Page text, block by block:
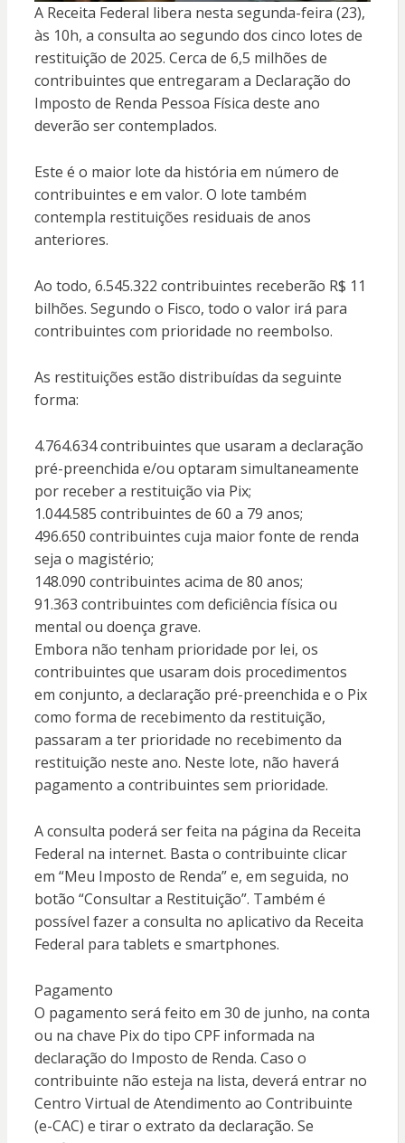
A Receita Federal libera nesta segunda-feira (23),
às 10h, a consulta ao segundo dos cinco lotes de
restituição de 2025. Cerca de 6,5 milhões de
contribuintes que entregaram a Declaração do
Imposto de Renda Pessoa Física deste ano
deverão ser contemplados.
Este é o maior lote da história em número de
contribuintes e em valor. O lote também
contempla restituições residuais de anos
anteriores.
Ao todo, 6.545.322 contribuintes receberão R$ 11
bilhões. Segundo o Fisco, todo o valor irá para
contribuintes com prioridade no reembolso.
As restituições estão distribuídas da seguinte
forma:
4.764.634 contribuintes que usaram a declaração
pré-preenchida e/ou optaram simultaneamente
por receber a restituição via Pix;
1.044.585 contribuintes de 60 a 79 anos;
496.650 contribuintes cuja maior fonte de renda
seja o magistério;
148.090 contribuintes acima de 80 anos;
91.363 contribuintes com deficiência física ou
mental ou doença grave.
Embora não tenham prioridade por lei, os
contribuintes que usaram dois procedimentos
em conjunto, a declaração pré-preenchida e o Pix
como forma de recebimento da restituição,
passaram a ter prioridade no recebimento da
restituição neste ano. Neste lote, não haverá
pagamento a contribuintes sem prioridade.
A consulta poderá ser feita na página da Receita
Federal na internet. Basta o contribuinte clicar
em “Meu Imposto de Renda” e, em seguida, no
botão “Consultar a Restituição”. Também é
possível fazer a consulta no aplicativo da Receita
Federal para tablets e smartphones.
Pagamento
O pagamento será feito em 30 de junho, na conta
ou na chave Pix do tipo CPF informada na
declaração do Imposto de Renda. Caso o
contribuinte não esteja na lista, deverá entrar no
Centro Virtual de Atendimento ao Contribuinte
(e-CAC) e tirar o extrato da declaração. Se